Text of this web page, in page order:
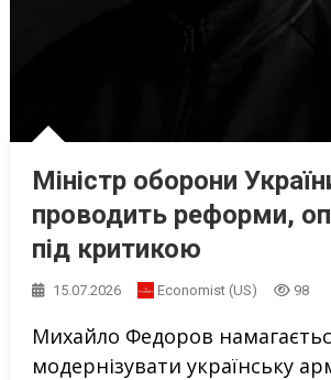
Міністр оборони
проводить реформи,
під критикою
15.07.2026 Economist (US) 98
Михайло Федоров
модернізувати українську